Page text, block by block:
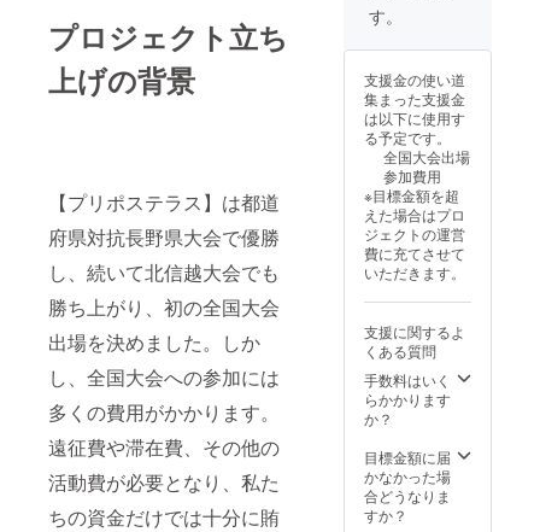
プロジェクト立ち
上げの背景
【プリポステラス】は都道
府県対抗長野県大会で優勝
し、続いて北信越大会でも
勝ち上がり、初の全国大会
出場を決めました。しか
し、全国大会への参加には
多くの費用がかかります。
遠征費や滞在費、その他の
活動費が必要となり、私た
ちの資金だけでは十分に賄
す。
支援金の使い道
集まった支援金
は以下に使用す
る予定です。
全国大会出場
参加費用
※目標金額を超
えた場合はプロ
ジェクトの運営
費に充てさせて
いただきます。
支援に関するよ
くある質問
手数料はいく
らかかります
か？
目標金額に届
かなかった場
合どうなりま
すか？